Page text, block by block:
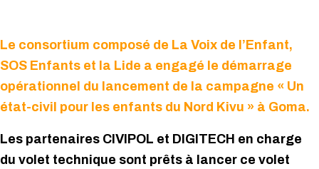
Le consortium composé de La Voix de l’Enfant,
SOS Enfants et la Lide a engagé le démarrage
opérationnel du lancement de la campagne « Un
état-civil pour les enfants du Nord Kivu » à Goma.
Les partenaires CIVIPOL et DIGITECH en charge
du volet technique sont prêts à lancer ce volet